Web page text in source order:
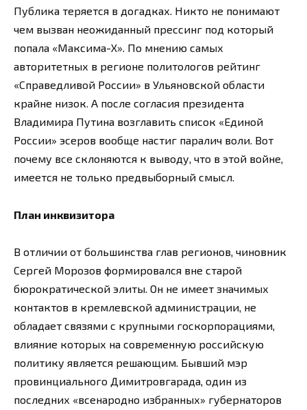
Публика теряется в догадках. Никто не понимают
чем вызван неожиданный прессинг под который
попала «Максима-Х». По мнению самых
авторитетных в регионе политологов рейтинг
«Справедливой России» в Ульяновской области
крайне низок. А после согласия президента
Владимира Путина возглавить список «Единой
России» эсеров вообще настиг паралич воли. Вот
почему все склоняются к выводу, что в этой войне,
имеется не только предвыборный смысл.
План инквизитора
В отличии от большинства глав регионов, чиновник
Сергей Морозов формировался вне старой
бюрократической элиты. Он не имеет значимых
контактов в кремлевской администрации, не
обладает связями с крупными госкорпорациями,
влияние которых на современную российскую
политику является решающим. Бывший мэр
провинциального Димитровгарада, один из
последних «всенародно избранных» губернаторов